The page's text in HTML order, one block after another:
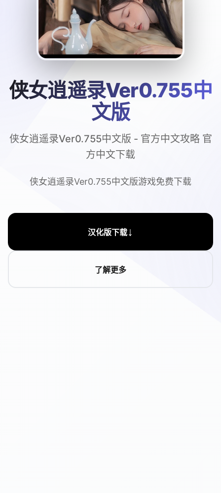
侠女逍遥录Ver0.755中
文版
侠女逍遥录Ver0.755中文版 - 官方中文攻略 官
方中文下载
侠女逍遥录Ver0.755中文版游戏免费下载
汉化版下载↓
了解更多